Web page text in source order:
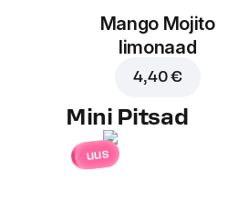
Mango Mojito
limonaad
4,40 €
Mini Pitsad
uus